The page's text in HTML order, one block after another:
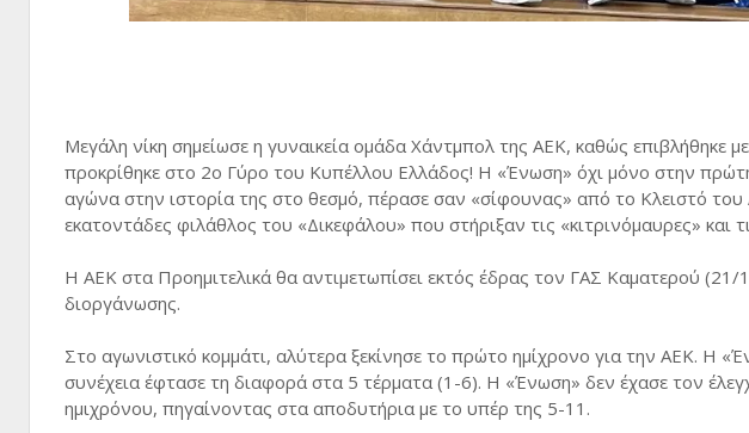
Μεγάλη νίκη σημείωσε η γυναικεία ομάδα Χάντμπολ της ΑΕΚ, καθώς επιβλήθηκε
προκρίθηκε στο 2ο Γύρο του Κυπέλλου Ελλάδος! Η «Ένωση» όχι μόνο στην
αγώνα στην ιστορία της στο θεσμό, πέρασε σαν «σίφουνας» από το Κλειστό
εκατοντάδες φιλάθλος του «Δικεφάλου» που στήριξαν τις «κιτρινόμαυρες» και
Η ΑΕΚ στα Προημιτελικά θα αντιμετωπίσει εκτός έδρας τον ΓΑΣ Καματερού (21/
διοργάνωσης.
Στο αγωνιστικό κομμάτι, αλύτερα ξεκίνησε το πρώτο ημίχρονο για την ΑΕΚ. Η
συνέχεια έφτασε τη διαφορά στα 5 τέρματα (1-6). Η «Ένωση» δεν έχασε τον
ημιχρόνου, πηγαίνοντας στα αποδυτήρια με το υπέρ της 5-11.